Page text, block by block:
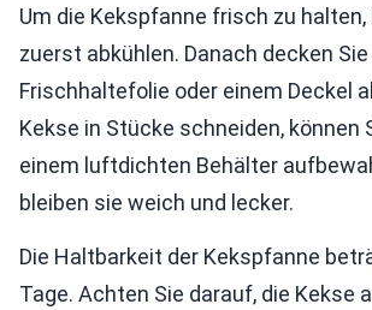
Um die Kekspfanne frisch zu halten,
zuerst abkühlen. Danach decken
Frischhaltefolie oder einem Deckel
Kekse in Stücke schneiden, können
einem luftdichten Behälter
bleiben sie weich und lecker.
Die Haltbarkeit der Kekspfanne
Tage. Achten Sie darauf, die Kekse